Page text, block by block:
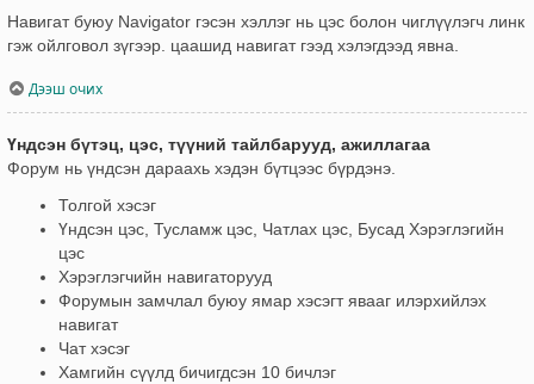
Навигат буюу Navigator гэсэн хэллэг нь цэс болон чиглүүлэгч линк
гэж ойлговол зүгээр. цаашид навигат гээд хэлэгдээд явна.
Дээш очих
Үндсэн бүтэц, цэс, түүний тайлбарууд, ажиллагаа
Форум нь үндсэн дараахь хэдэн бүтцээс бүрдэнэ.
Толгой хэсэг
Үндсэн цэс, Тусламж цэс, Чатлах цэс, Бусад Хэрэглэгийн
цэс
Хэрэглэгчийн навигаторууд
Форумын замчлал буюу ямар хэсэгт явааг илэрхийлэх
навигат
Чат хэсэг
Хамгийн сүүлд бичигдсэн 10 бичлэг